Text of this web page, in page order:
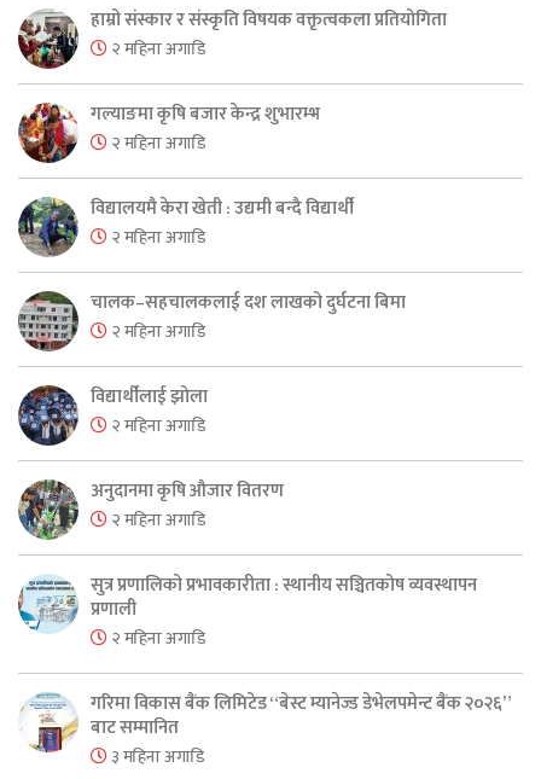
हाम्रो संस्कार र संस्कृति विषयक वक्तृत्वकला प्रतियोगिता
२ महिना अगाडि
गल्याङमा कृषि बजार केन्द्र शुभारम्भ
२ महिना अगाडि
विद्यालयमै केरा खेती : उद्यमी बन्दै विद्यार्थी
२ महिना अगाडि
चालक–सहचालकलाई दश लाखको दुर्घटना बिमा
२ महिना अगाडि
विद्यार्थीलाई झोला
२ महिना अगाडि
अनुदानमा कृषि औजार वितरण
२ महिना अगाडि
सुत्र प्रणालिको प्रभावकारीता : स्थानीय सञ्चितकोष व्यवस्थापन
प्रणाली
२ महिना अगाडि
गरिमा विकास बैंक लिमिटेड “बेस्ट म्यानेज्ड डेभेलपमेन्ट बैंक २०२६”
बाट सम्मानित
३ महिना अगाडि